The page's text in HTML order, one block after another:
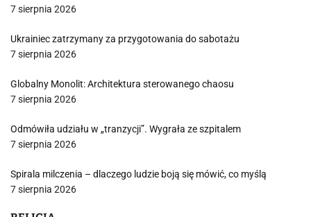
7 sierpnia 2026
Ukrainiec zatrzymany za przygotowania do sabotażu
7 sierpnia 2026
Globalny Monolit: Architektura sterowanego chaosu
7 sierpnia 2026
Odmówiła udziału w „tranzycji”. Wygrała ze szpitalem
7 sierpnia 2026
Spirala milczenia – dlaczego ludzie boją się mówić, co myślą
7 sierpnia 2026